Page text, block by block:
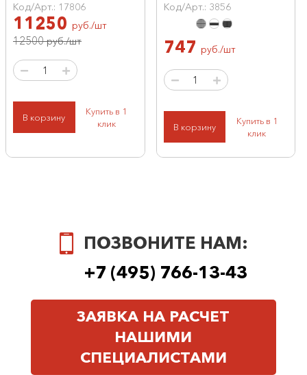
Код/Арт.: 17806
11250 руб./шт
12500руб./шт
В корзину
Купить в 1
клик
Код/Арт.: 3856
747 руб./шт
В корзину
Купить в 1
клик
ПОЗВОНИТЕ НАМ:
+7 (495) 766-13-43
ЗАЯВКА НА РАСЧЕТ
НАШИМИ
СПЕЦИАЛИСТАМИ